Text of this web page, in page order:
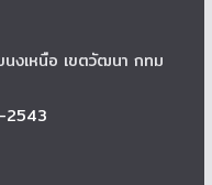
งเหนือ เขตวัฒนา กทม